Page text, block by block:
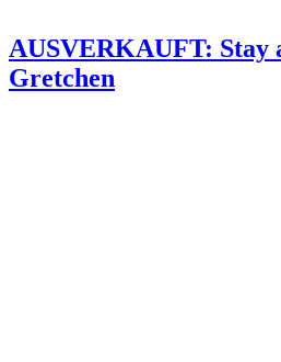
AUSVERKAUFT: Stay
Gretchen